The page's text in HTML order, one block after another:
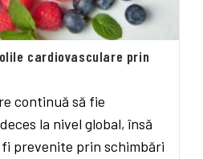
cardiovasculare prin
continuă să fie
la nivel global, însă
prevenite prin schimbări